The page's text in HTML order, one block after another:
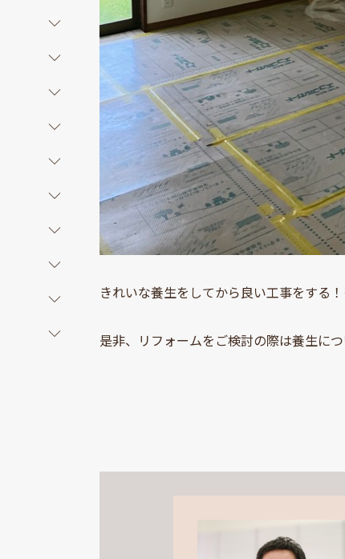
きれいな養生をしてから良い工事をする
是非、リフォームをご検討の際は養生につ